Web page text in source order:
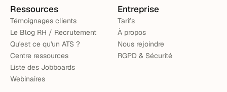
Ressources
Témoignages clients
Le Blog RH / Recrutement
Qu'est ce qu'un ATS ?
Centre ressources
Liste des Jobboards
Webinaires
Entreprise
Tarifs
À propos
Nous rejoindre
RGPD & Sécurité